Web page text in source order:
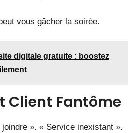
vous gâcher la soirée.
digitale gratuite : boostez
Client Fantôme
». « Service inexistant ».